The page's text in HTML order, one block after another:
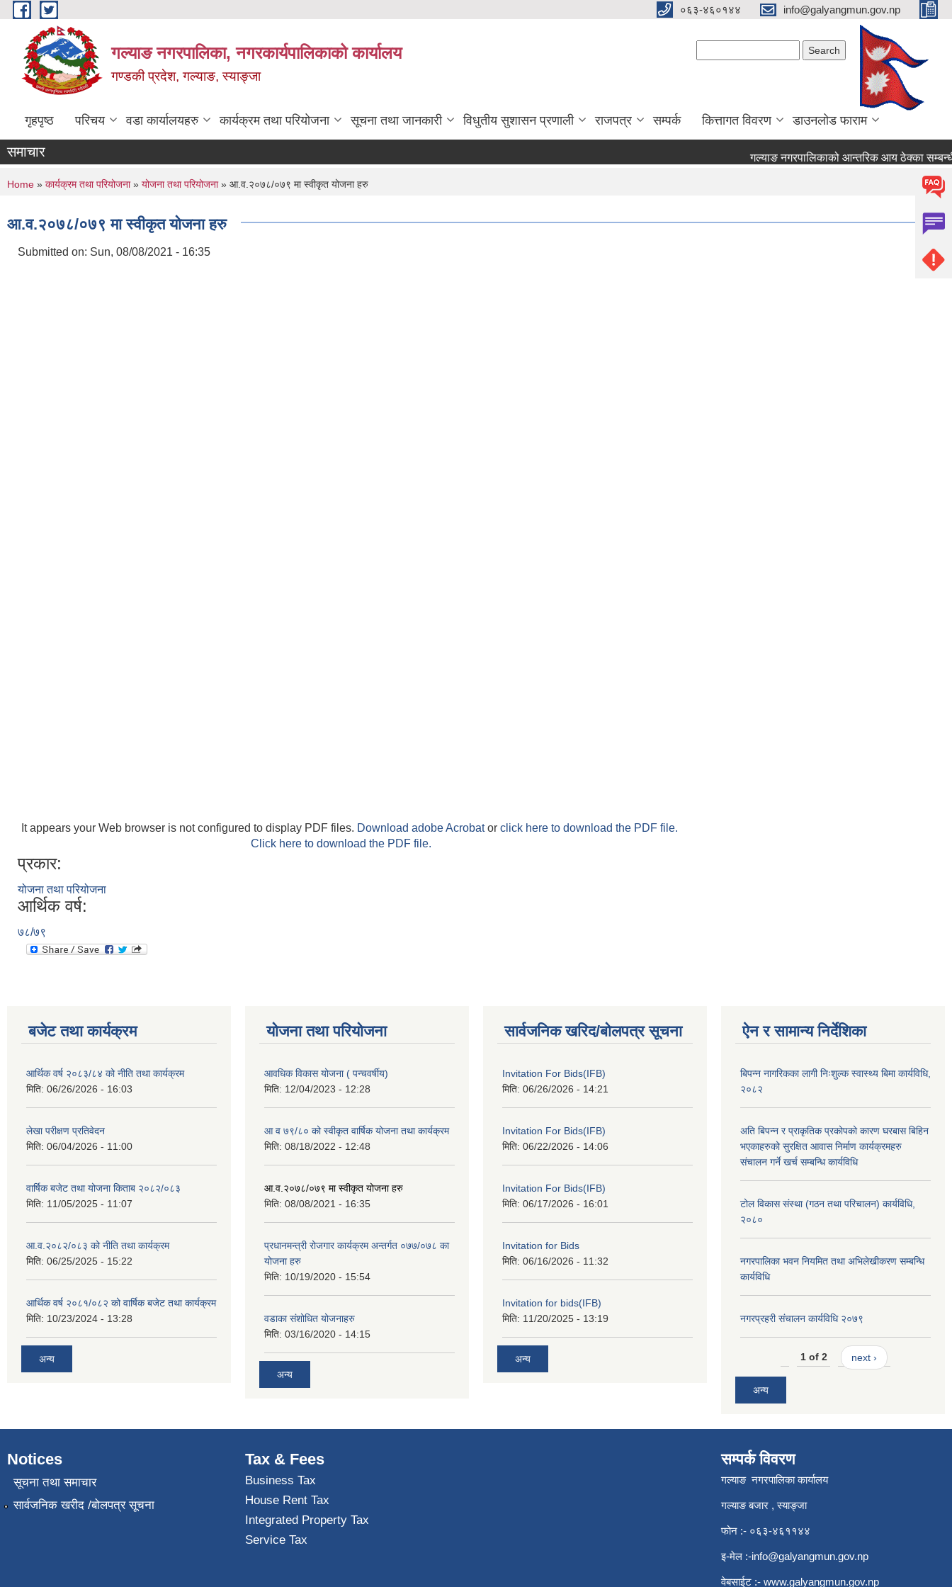
Skip to main content ०६३-४६०१४४ info@galyangmun.gov.np
गल्याङ नगरपालिका, नगरकार्यपालिकाको कार्यालय
गण्डकी प्रदेश, गल्याङ, स्याङ्जा
गृहपृष्ठ परिचय वडा कार्यालयहरु कार्यक्रम तथा परियोजना सूचना तथा जानकारी विधुतीय सुशासन प्रणाली राजपत्र सम्पर्क कित्तागत विवरण डाउनलोड फाराम
समाचार गल्याङ नगरपालिकाको आन्तरिक आय ठेक्का
You are here
Home » कार्यक्रम तथा परियोजना» योजना तथा परियोजना» आ.व.२०७८/०७९ मा स्वीकृत योजना हरु
आ.व.२०७८/०७९ मा स्वीकृत योजना हरु
Submitted on: Sun, 08/08/2021 - 16:35
It appears your Web browser is not configured to display PDF files. Download adobe Acrobator click here to download the PDF file.
Click here to download the PDF file.
प्रकार:
योजना तथा परियोजना
आर्थिक वर्ष:
७८/७९
बजेट तथा कार्यक्रम
आर्थिक वर्ष २०८३/८४ को नीति तथा कार्यक्रम
मिति: 06/26/2026 - 16:03
लेखा परीक्षण प्रतिवेदन
मिति: 06/04/2026 - 11:00
वार्षिक बजेट तथा योजना किताब २०८२/०८३
मिति: 11/05/2025 - 11:07
आ.व.२०८२/०८३ को नीति तथा कार्यक्रम
मिति: 06/25/2025 - 15:22
आर्थिक वर्ष २०८१/०८२ को वार्षिक बजेट तथा कार्यक्रम
मिति: 10/23/2024 - 13:28
अन्य
योजना तथा परियोजना
आवधिक विकास योजना ( पन्चवर्षीय)
मिति: 12/04/2023 - 12:28
आ व ७९/८० को स्वीकृत वार्षिक योजना तथा कार्यक्रम
मिति: 08/18/2022 - 12:48
आ.व.२०७८/०७९ मा स्वीकृत योजना हरु
मिति: 08/08/2021 - 16:35
प्रधानमन्त्री रोजगार कार्यक्रम अन्तर्गत ०७७/०७८ का
योजना हरु
मिति: 10/19/2020 - 15:54
वडाका संशोधित योजनाहरु
मिति: 03/16/2020 - 14:15
अन्य
सार्वजनिक खरिद/बोलपत्र सूचना
Invitation For Bids(IFB)
मिति: 06/26/2026 - 14:21
Invitation For Bids(IFB)
मिति: 06/22/2026 - 14:06
Invitation For Bids(IFB)
मिति: 06/17/2026 - 16:01
Invitation for Bids
मिति: 06/16/2026 - 11:32
Invitation for bids(IFB)
मिति: 11/20/2025 - 13:19
अन्य
ऐन र सामान्य निर्देशिका
बिपन्न नागरिकका लागी निःशुल्क स्वास्थ्य बिमा कार्यविधि,
२०८२
अति बिपन्न र प्राकृतिक प्रकोपको कारण घरबास बिहिन
भएकाहरुको सुरक्षित आवास निर्माण कार्यक्रमहरु
संचालन गर्ने खर्च सम्बन्धि कार्यविधि
टोल विकास संस्था (गठन तथा परिचालन) कार्यविधि,
२०८०
नगरपालिका भवन नियमित तथा अभिलेखीकरण सम्बन्धि
कार्यविधि
नगरप्रहरी संचालन कार्यविधि २०७९
1 of 2 next ›
अन्य
Notices
सूचना तथा समाचार
सार्वजनिक खरीद /बोलपत्र सूचना
Tax & Fees
Business Tax
House Rent Tax
Integrated Property Tax
Service Tax
सम्पर्क विवरण
गल्याङ नगरपालिका कार्यालय
गल्याङ बजार , स्याङ्जा
फोन :- ०६३-४६११४४
इ-मेल :-info@galyangmun.gov.np
वेबसाईट :- www.galyangmun.gov.np